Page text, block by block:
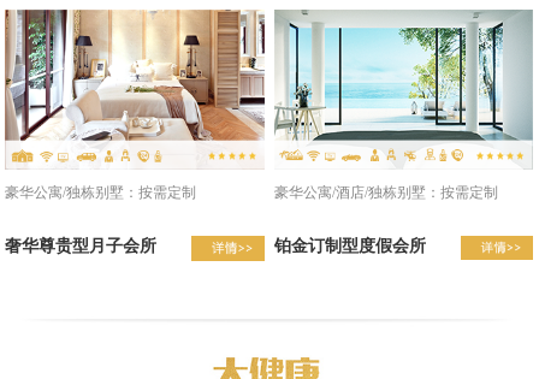
豪华公寓/独栋别墅：按需定制
奢华尊贵型月子会所
豪华公寓/酒店/独栋别墅：按需定制
铂金订制型度假会所